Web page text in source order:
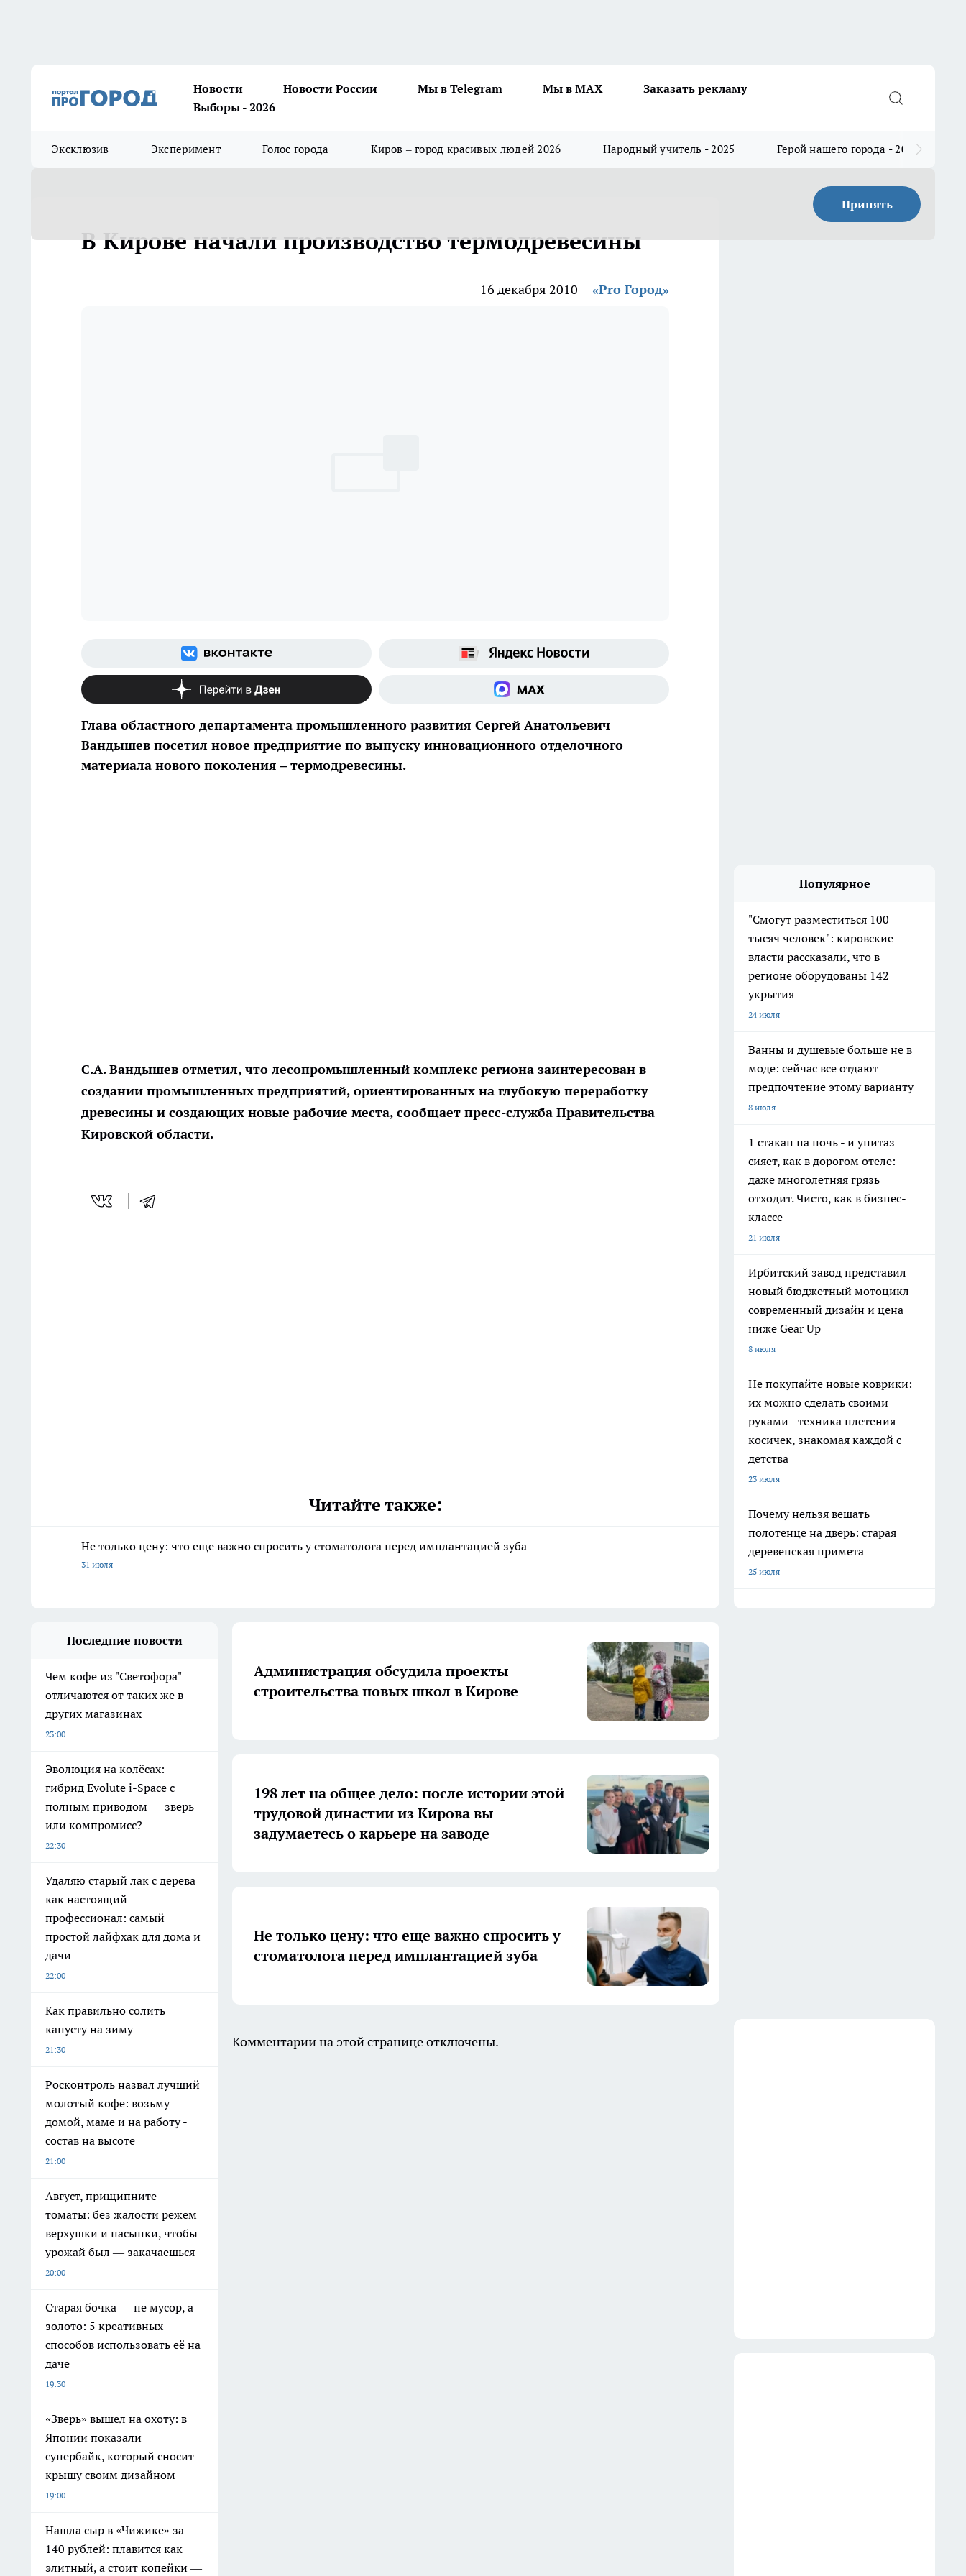
Новости Новости России Мы в Telegram Мы в MAX
Заказать рекламу
Выборы - 2026
Эксклюзив Эксперимент Голос города Киров – город красивых людей 2026 Народный учитель - 2025 Герой нашего города - 2025
Принять
В Кирове начали производство термодревесины
16 декабря 2010 «Pro Город»
Глава областного департамента промышленного развития Сергей Анатольевич
Вандышев посетил новое предприятие по выпуску инновационного отделочного
материала нового поколения – термодревесины.
С.А. Вандышев отметил, что лесопромышленный комплекс региона заинтересован в
создании промышленных предприятий, ориентированных на глубокую переработку
древесины и создающих новые рабочие места, сообщает пресс-служба Правительства
Кировской области.
Читайте также:
Не только цену: что еще важно спросить у стоматолога перед имплантацией зуба
31 июля
Популярное
"Смогут разместиться 100
тысяч человек": кировские
власти рассказали, что в
регионе оборудованы 142
укрытия
24 июля
Ванны и душевые больше не в
моде: сейчас все отдают
предпочтение этому варианту
8 июля
1 стакан на ночь - и унитаз
сияет, как в дорогом отеле:
даже многолетняя грязь
отходит. Чисто, как в бизнес-
классе
21 июля
Ирбитский завод представил
новый бюджетный мотоцикл -
современный дизайн и цена
ниже Gear Up
8 июля
Не покупайте новые коврики:
их можно сделать своими
руками - техника плетения
косичек, знакомая каждой с
детства
23 июля
Почему нельзя вешать
полотенце на дверь: старая
деревенская примета
25 июля
Последние новости
Чем кофе из "Светофора"
отличаются от таких же в
других магазинах
23:00
Эволюция на колёсах:
гибрид Evolute i-Space с
полным приводом — зверь
или компромисс?
22:30
Удаляю старый лак с дерева
как настоящий
профессионал: самый
простой лайфхак для дома и
дачи
22:00
Как правильно солить
капусту на зиму
21:30
Росконтроль назвал лучший
молотый кофе: возьму
домой, маме и на работу -
состав на высоте
21:00
Август, прищипните
томаты: без жалости режем
верхушки и пасынки, чтобы
урожай был — закачаешься
20:00
Старая бочка — не мусор, а
золото: 5 креативных
способов использовать её на
даче
19:30
«Зверь» вышел на охоту: в
Японии показали
супербайк, который сносит
крышу своим дизайном
19:00
Нашла сыр в «Чижике» за
140 рублей: плавится как
элитный, а стоит копейки —
Администрация обсудила проекты
строительства новых школ в Кирове
198 лет на общее дело: после истории этой
трудовой династии из Кирова вы
задумаетесь о карьере на заводе
Не только цену: что еще важно спросить у
стоматолога перед имплантацией зуба
Комментарии на этой странице отключены.